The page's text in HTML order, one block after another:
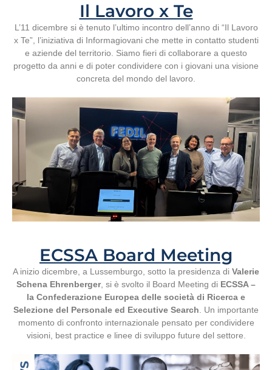
Il Lavoro x Te
L’11 dicembre si è tenuto l’ultimo incontro dell’anno di “Il Lavoro
x Te”, l’iniziativa di Informagiovani che mette in contatto studenti
e aziende del territorio. Siamo fieri di collaborare a questo
progetto da anni e di poter condividere con i giovani una visione
concreta del mondo del lavoro.
ECSSA Board Meeting
A inizio dicembre, a Lussemburgo, sotto la presidenza di Valerie
Schena Ehrenberger, si è svolto il Board Meeting di ECSSA –
la Confederazione Europea delle società di Ricerca e
Selezione del Personale ed Executive Search . Un importante
momento di confronto internazionale pensato per condividere
visioni, best practice e linee di sviluppo future del settore.